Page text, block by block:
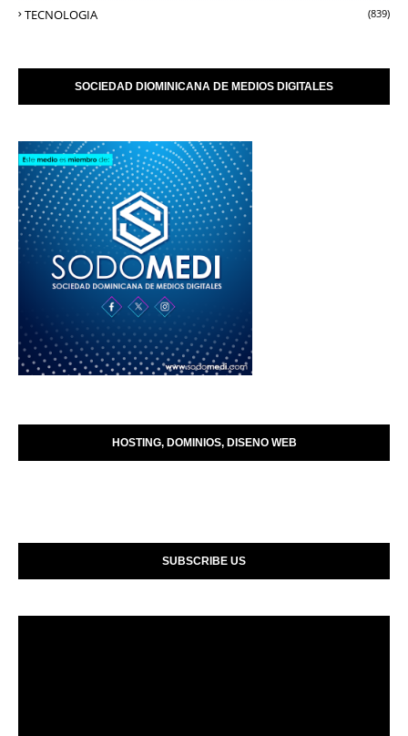
TECNOLOGIA (839)
SOCIEDAD DIOMINICANA DE MEDIOS DIGITALES
HOSTING, DOMINIOS, DISENO WEB
SUBSCRIBE US